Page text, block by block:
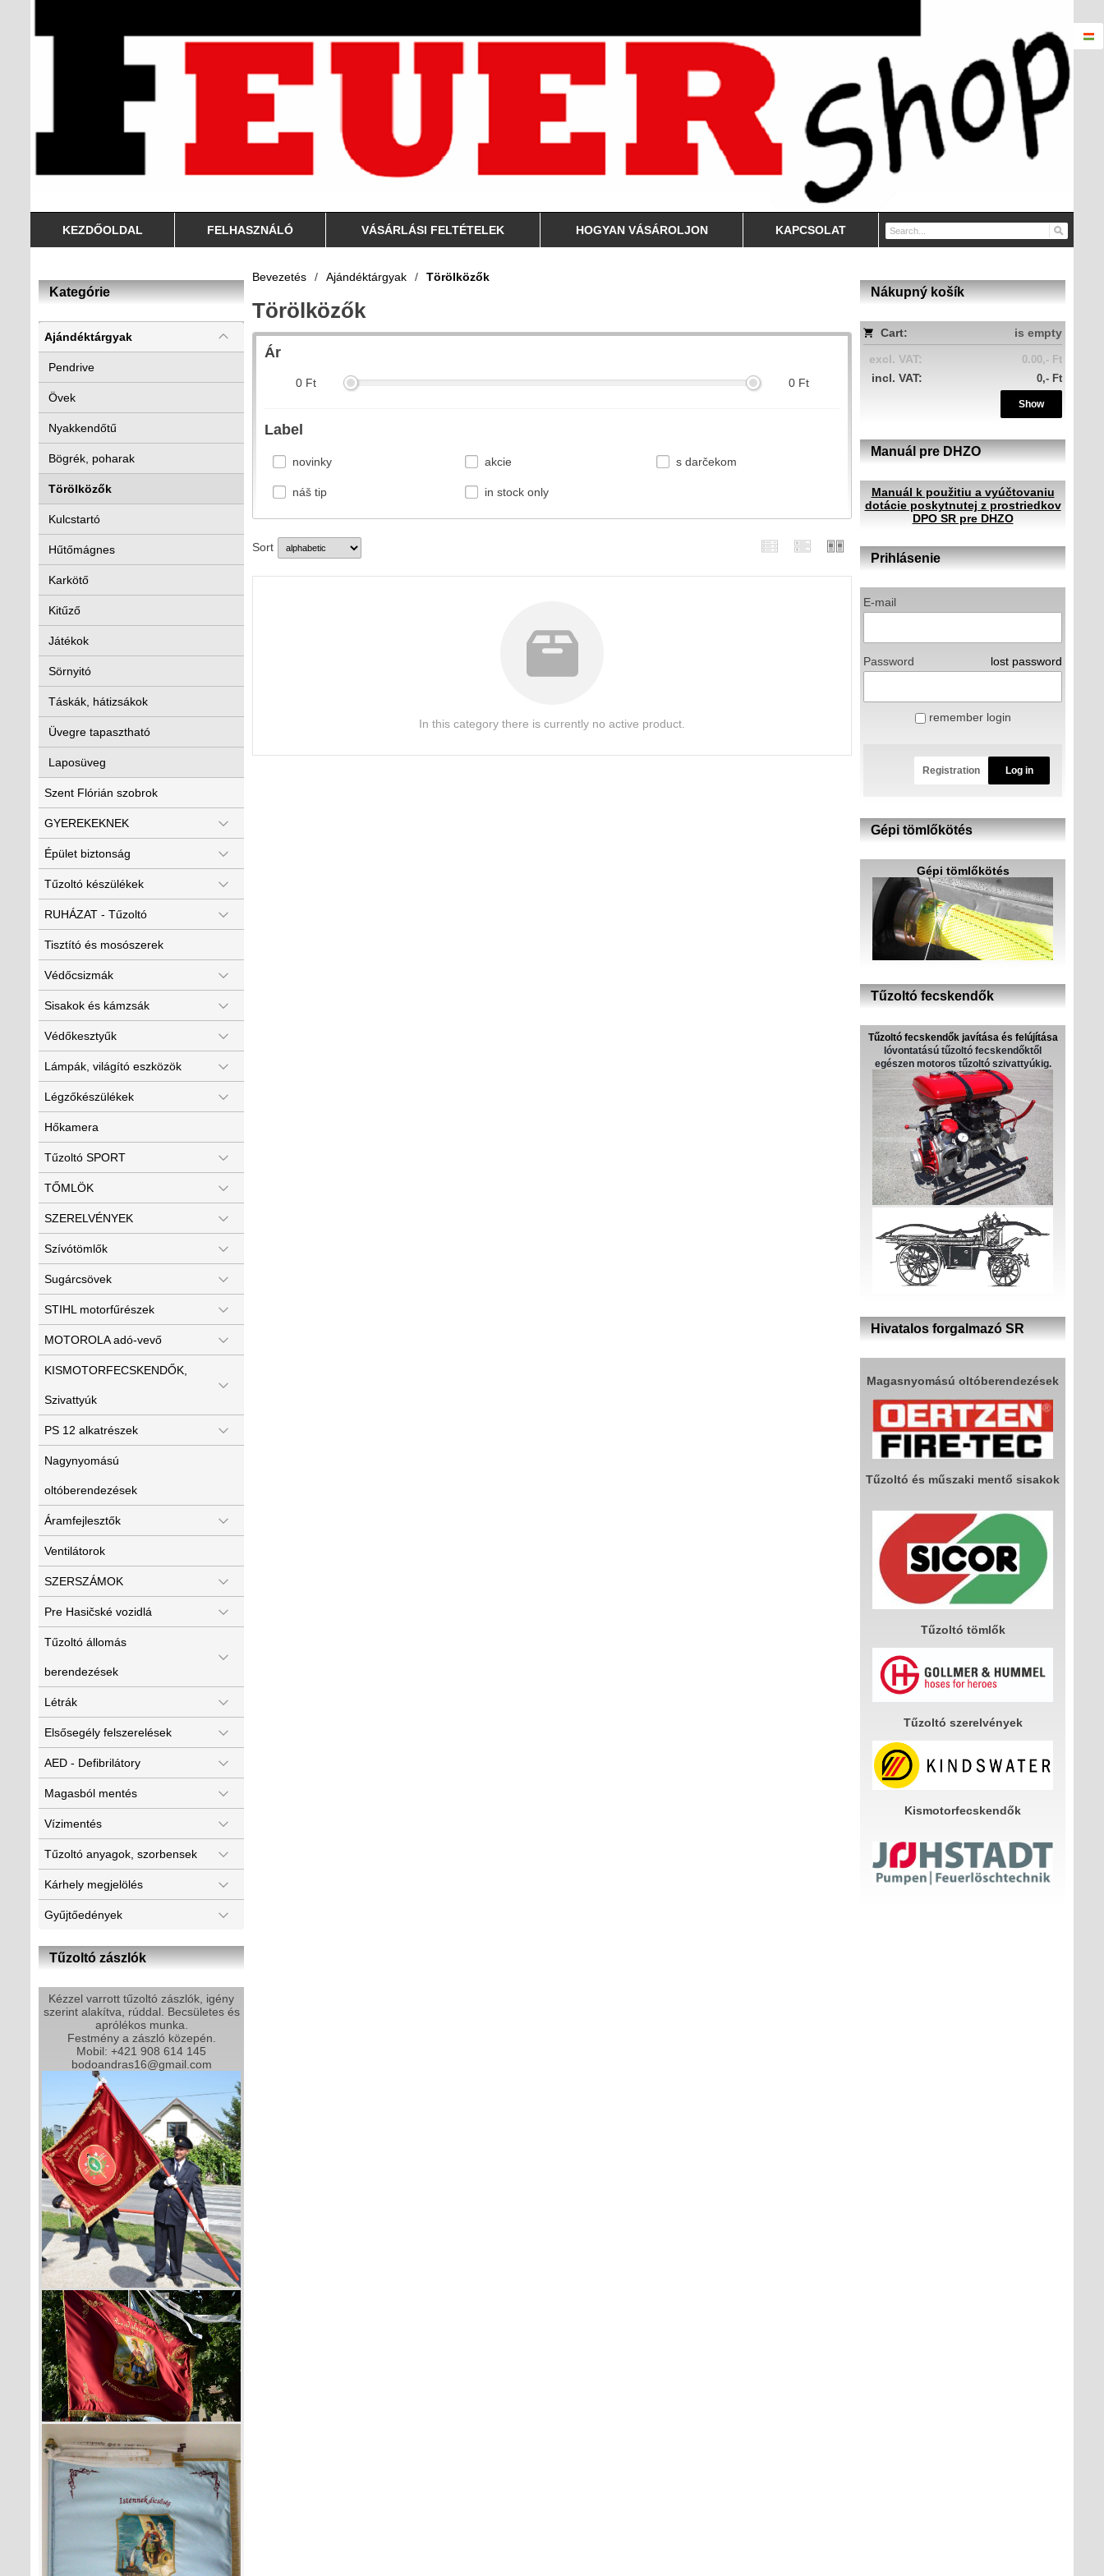
KEZDŐOLDAL FELHASZNÁLÓ VÁSÁRLÁSI FELTÉTELEK HOGYAN VÁSÁROLJON KAPCSOLAT
Kategórie
Ajándéktárgyak
Pendrive
Övek
Nyakkendőtű
Bögrék, poharak
Törölközők
Kulcstartó
Hűtőmágnes
Karkötő
Kitűző
Játékok
Sörnyitó
Táskák, hátizsákok
Üvegre tapasztható
Laposüveg
Szent Flórián szobrok
GYEREKEKNEK
Épület biztonság
Tűzoltó készülékek
RUHÁZAT - Tűzoltó
Tisztító és mosószerek
Védőcsizmák
Sisakok és kámzsák
Védőkesztyűk
Lámpák, világító eszközök
Légzőkészülékek
Hőkamera
Tűzoltó SPORT
TŐMLÖK
SZERELVÉNYEK
Szívótömlők
Sugárcsövek
STIHL motorfűrészek
MOTOROLA adó-vevő
KISMOTORFECSKENDŐK,
Szivattyúk
PS 12 alkatrészek
Nagynyomású
oltóberendezések
Áramfejlesztők
Ventilátorok
SZERSZÁMOK
Pre Hasičské vozidlá
Tűzoltó állomás
berendezések
Létrák
Elsősegély felszerelések
AED - Defibrilátory
Magasból mentés
Vízimentés
Tűzoltó anyagok, szorbensek
Kárhely megjelölés
Gyűjtőedények
Tűzoltó zászlók
Kézzel varrott tűzoltó zászlók, igény
szerint alakítva, rúddal. Becsületes és
aprólékos munka.
Festmény a zászló közepén.
Mobil: +421 908 614 145
bodoandras16@gmail.com
Nákupný košík
Cart:
is empty
excl. VAT:
0.00,- Ft
incl. VAT: 0,- Ft
Show
Manuál pre DHZO
Manuál k použitiu a vyúčtovaniu
dotácie poskytnutej z prostriedkov
DPO SR pre DHZO
Prihlásenie
E-mail
Password lost password
remember login
Registration Log in
Gépi tömlőkötés
Gépi tömlőkötés
Tűzoltó fecskendők
Tűzoltó fecskendők javítása és felújítása
lóvontatású tűzoltó fecskendőktől
egészen motoros tűzoltó szivattyúkig.
Hivatalos forgalmazó SR
Magasnyomású oltóberendezések
Tűzoltó és műszaki mentő sisakok
Tűzoltó tömlők
Tűzoltó szerelvények
Kismotorfecskendők
Bevezetés / Ajándéktárgyak / Törölközők
Törölközők
Ár
0Ft 0Ft
Label
novinky akcie s darčekom
náš tip in stock only
Sort
In this category there is currently no active product.